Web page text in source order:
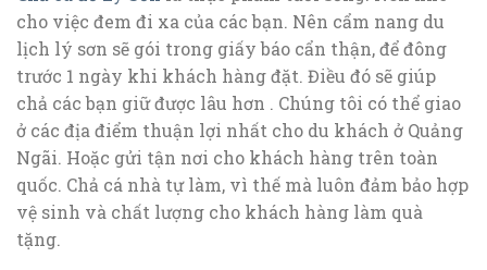
cho việc đem đi xa của các bạn. Nên cẩm nang du
lịch lý sơn sẽ gói trong giấy báo cẩn thận, để đông
trước 1 ngày khi khách hàng đặt. Điều đó sẽ giúp
chả các bạn giữ được lâu hơn . Chúng tôi có thể giao
ở các địa điểm thuận lợi nhất cho du khách ở Quảng
Ngãi. Hoặc gửi tận nơi cho khách hàng trên toàn
quốc. Chả cá nhà tự làm, vì thế mà luôn đảm bảo hợp
vệ sinh và chất lượng cho khách hàng làm quà
tặng.